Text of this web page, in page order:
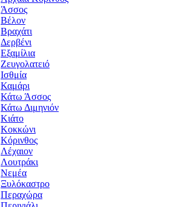
Άσσος
Βέλον
Βραχάτι
Δερβένι
Εξαμίλια
Ζευγολατειό
Ισθμία
Καμάρι
Κάτω Άσσος
Κάτω Διμηνιόν
Κιάτο
Κοκκώνι
Κόρινθος
Λέχαιον
Λουτράκι
Νεμέα
Ξυλόκαστρο
Περαχώρα